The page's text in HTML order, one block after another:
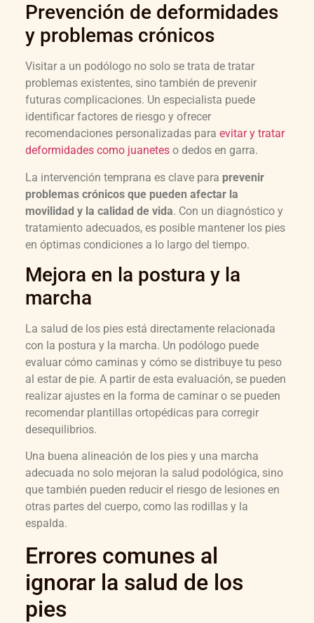
Prevención de deformidades
y problemas crónicos
Visitar a un podólogo no solo se trata de tratar
problemas existentes, sino también de prevenir
futuras complicaciones. Un especialista puede
identificar factores de riesgo y ofrecer
recomendaciones personalizadas para evitar y tratar
deformidades como juaneteso dedos en garra.
La intervención temprana es clave para prevenir
problemas crónicos que pueden afectar la
movilidad y la calidad de vida. Con un diagnóstico y
tratamiento adecuados, es posible mantener los pies
en óptimas condiciones a lo largo del tiempo.
Mejora en la postura y la
marcha
La salud de los pies está directamente relacionada
con la postura y la marcha. Un podólogo puede
evaluar cómo caminas y cómo se distribuye tu peso
al estar de pie. A partir de esta evaluación, se pueden
realizar ajustes en la forma de caminar o se pueden
recomendar plantillas ortopédicas para corregir
desequilibrios.
Una buena alineación de los pies y una marcha
adecuada no solo mejoran la salud podológica, sino
que también pueden reducir el riesgo de lesiones en
otras partes del cuerpo, como las rodillas y la
espalda.
Errores comunes al
ignorar la salud de los
pies